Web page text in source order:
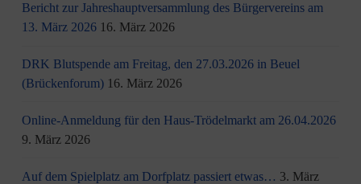
Bericht zur Jahreshauptversammlung des Bürgervereins am
13. März 2026 16. März 2026
DRK Blutspende am Freitag, den 27.03.2026 in Beuel
(Brückenforum) 16. März 2026
Online-Anmeldung für den Haus-Trödelmarkt am 26.04.2026
9. März 2026
Auf dem Spielplatz am Dorfplatz passiert etwas… 3. März